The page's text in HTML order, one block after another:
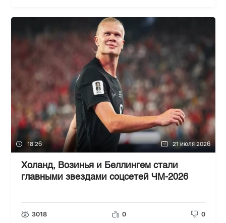
18:26 21 июля 2026
Холанд, Возинья и Беллингем стали
главными звездами соцсетей ЧМ-2026
3018 0 0